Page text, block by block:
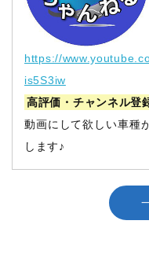
https://
is5S3iw
高評価・チャンネル登
動画にして欲しい車種
します♪